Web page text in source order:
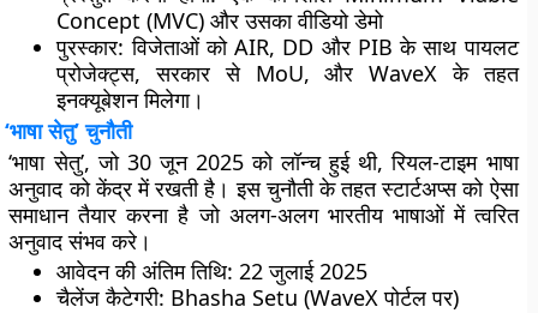
Concept (MVC) और उसकावीडियो डेमो
पुरस्कार: विजेताओं को AIR, DD और PIB के साथ पायलट
प्रोजेक्ट्स, सरकार से MoU, और WaveX के तहत
इनक्यूबेशन मिलेगा।
‘भाषा सेतु’ चुनौती
‘भाषा सेतु’, जो 30 जून 2025 को लॉन्च हुई थी,रियल-टाइम भाषा
अनुवादको केंद्र में रखती है। इस चुनौती के तहत स्टार्टअप्स को ऐसा
समाधान तैयार करना है जो अलग-अलग भारतीय भाषाओं में त्वरित
अनुवाद संभव करे।
आवेदन की अंतिम तिथि: 22 जुलाई 2025
चैलेंज कैटेगरी: Bhasha Setu (WaveX पोर्टल पर)